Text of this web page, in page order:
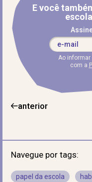
E você
Ao
com a
anterior
Navegue por tags:
papel da escola